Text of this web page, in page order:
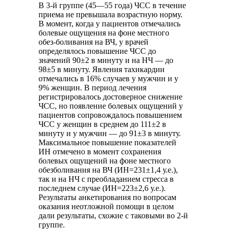
В 3-й группе (45—55 года) ЧСС в течение
приема не превышала возрастную норму.
В момент, когда у пациентов отмечались
болевые ощущения на фоне местного
обез-боливания на ВЧ, у врачей
определялось повышение ЧСС до
значений 90±2 в минуту и на НЧ — до
98±5 в минуту. Явления тахикардии
отмечались в 16% случаев у мужчин и у
9% женщин. В период лечения
регистрировалось достоверное снижение
ЧСС, но появление болевых ощущений у
пациентов сопровождалось повышением
ЧСС у женщин в среднем до 111±2 в
минуту и у мужчин — до 91±3 в минуту.
Максимальное повышение показателей
ИН отмечено в момент сохранения
болевых ощущений на фоне местного
обезболивания на ВЧ (ИН=231±1,4 у.е.),
так и на НЧ с преобладанием стресса в
последнем случае (ИН=223±2,6 у.е.).
Результаты анкетирования по вопросам
оказания неотложной помощи в целом
дали результаты, схожие с таковыми во 2-й
группе.